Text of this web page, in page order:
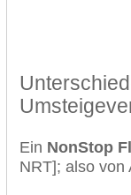
Ein NonStop
NRT]; also von